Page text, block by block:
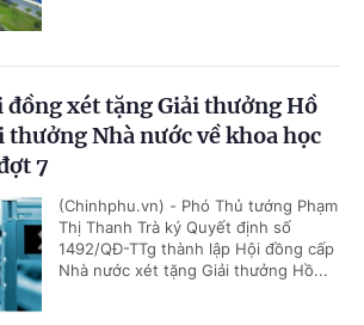
xét tặng Giải thưởng Hồ
Nhà nước về khoa học
7
(Chinhphu.vn) - Phó Thủ tướng Phạm
Thị Thanh Trà ký Quyết định số
1492/QĐ-TTg thành lập Hội đồng cấp
Nhà nước xét tặng Giải thưởng Hồ...